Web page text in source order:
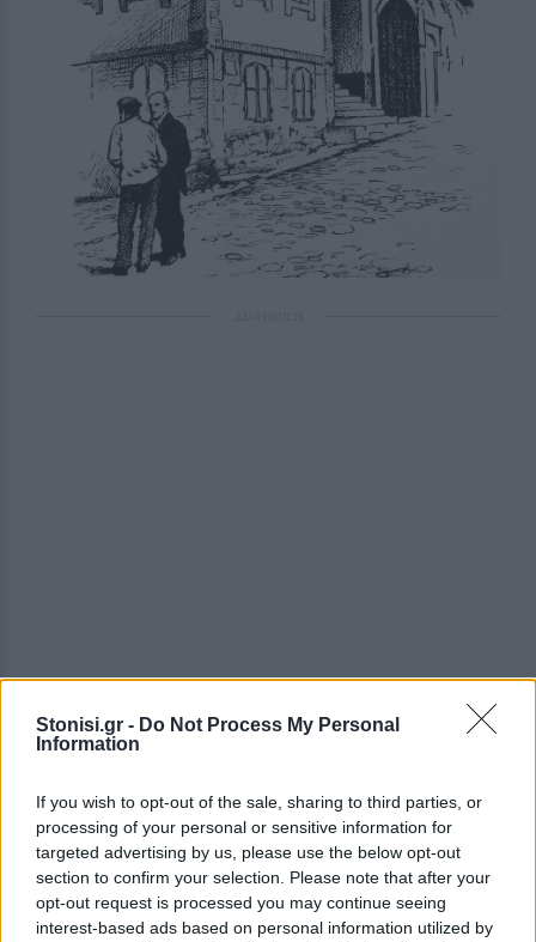
Stonisi.gr - Do Not Process My Personal
Information
If you wish to opt-out of the sale, sharing to third parties, or
processing of your personal or sensitive information for
targeted advertising by us, please use the below opt-out
section to confirm your selection. Please note that after your
opt-out request is processed you may continue seeing
interest-based ads based on personal information utilized by
To σπίτι του Θεμιστοκλή Αγγελόπουλου.Σκίτσο
της δεκαετίας του 1970 από το Γεώργιο Τσολίσο